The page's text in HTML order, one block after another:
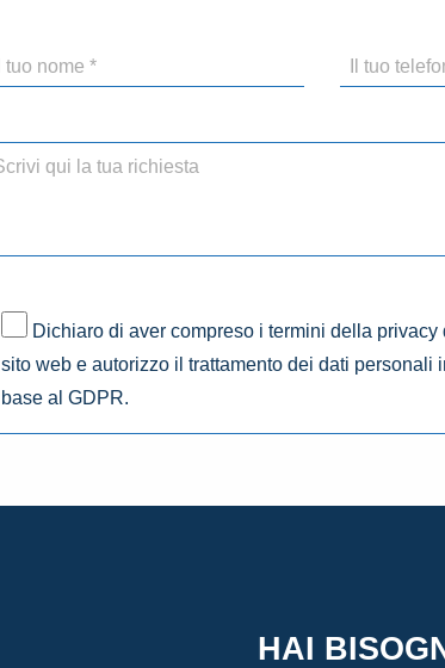
Dichiaro di aver compreso i termini della privacy
sito web e autorizzo il trattamento dei dati personali
base al GDPR.
HAI